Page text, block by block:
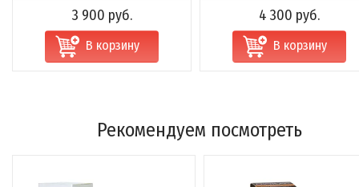
3 900 руб.
В корзину
4 300 руб.
В корзину
Рекомендуем посмотреть